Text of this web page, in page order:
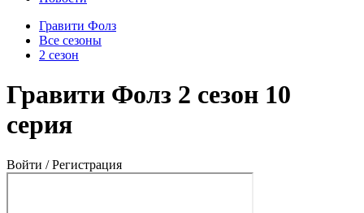
Гравити Фолз
Все сезоны
2 сезон
Гравити Фолз 2 сезон 10
серия
Войти / Регистрация